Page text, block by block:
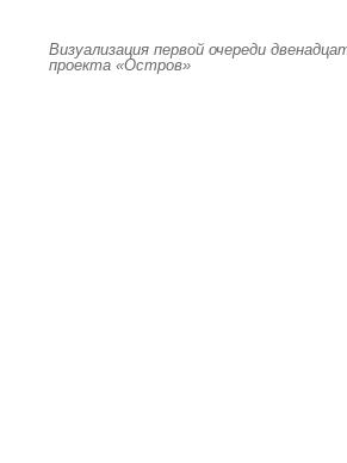
Визуализация первой очереди
проекта «Остров»